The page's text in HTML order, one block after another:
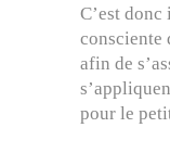
C’est donc
consciente
afin de
pour le